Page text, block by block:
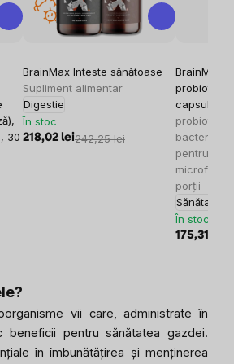
30
BrainMax Inteste sănătoase
Supliment alimentar
Digestie
În stoc
218,02 lei242,25 lei
BrainMax
probiotice
capsule
probiotice,
bacterii
pentru
microflora
porții
Sănătatea
În stoc
175,31 lei
vii care, administrate în
beneficii pentru sănătatea gazdei.
în îmbunătățirea și menținerea